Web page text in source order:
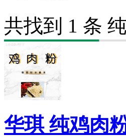
共找到 1 条
华琪 纯鸡肉